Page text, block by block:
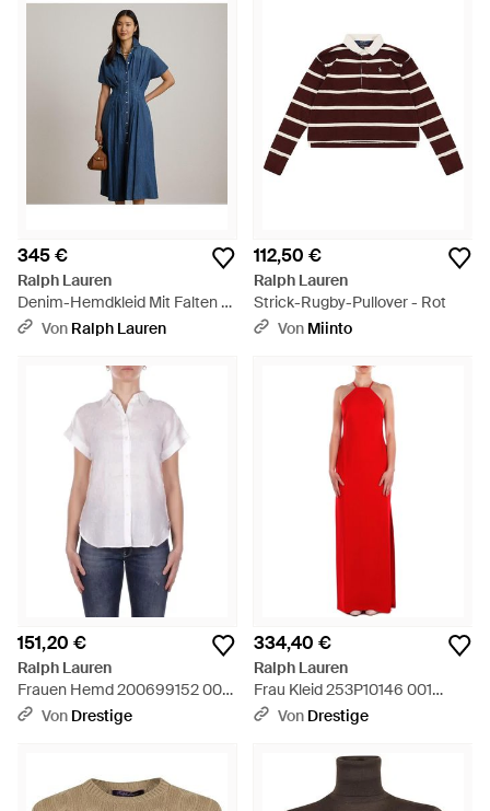
345 €
Ralph Lauren
Denim-Hemdkleid Mit Falten -
BlauVon Ralph Lauren
112,50 €
Ralph Lauren
Strick-Rugby-Pullover - Rot
Von Miinto
151,20 €
Ralph Lauren
Frauen Hemd 200699152 001
Broth Kurzarmshirt Weib -
Von Drestige
334,40 €
Ralph Lauren
Frau Kleid 253P10146 001
Gewebte Kleid Rot - Rot
Von Drestige